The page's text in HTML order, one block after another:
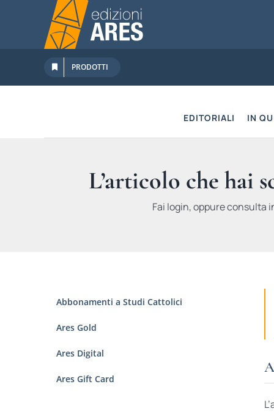
contenuto
PRODOTTI
EDITORIALI IN
L’articolo che hai
Fai login, oppure consulta
Abbonamenti a Studi Cattolici
Ares Gold
Ares Digital
Ares Gift Card